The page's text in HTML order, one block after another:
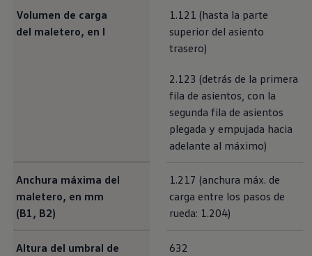
Volumen de carga
del maletero, en l
1.121 (hasta la parte
superior del asiento
trasero)
2.123 (detrás de la primera
fila de asientos, con la
segunda fila de asientos
plegada y empujada hacia
adelante al máximo)
Anchura máxima del
maletero, en mm
(B1, B2)
1.217 (anchura máx. de
carga entre los pasos de
rueda: 1.204)
Altura del umbral de
632